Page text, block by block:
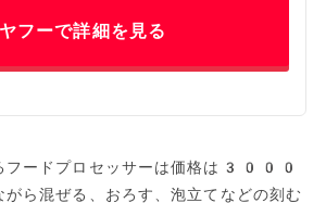
ヤフーで詳細を見る
フードプロセッサーは価格は3000
がら混ぜる、おろす、泡立てなどの刻む